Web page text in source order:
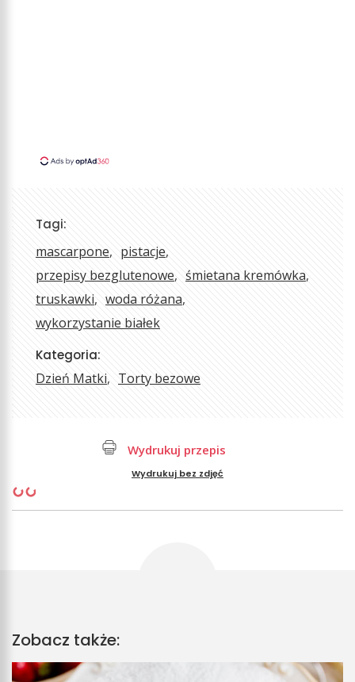
Tagi:
mascarpone
pistacje
przepisy bezglutenowe
śmietana kremówka
truskawki
woda różana
wykorzystanie białek
Kategoria:
Dzień Matki Torty bezowe
Wydrukuj przepis
Wydrukuj bez zdjęć
Zobacz także: